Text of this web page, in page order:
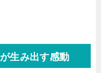
生み出す感動